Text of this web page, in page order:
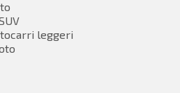
leggeri